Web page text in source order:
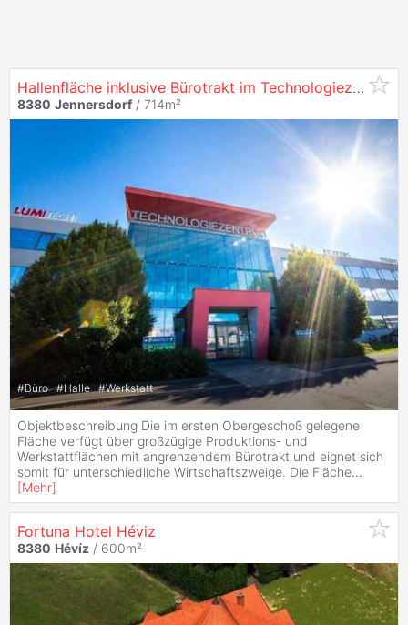
Hallenfläche inklusive Bürotrakt im Technologiezentrum
8380 Jennersdorf / 714m²
#Büro #Halle #Werkstatt
Objektbeschreibung Die im ersten Obergeschoß gelegene
Fläche verfügt über großzügige Produktions- und
Werkstattflächen mit angrenzendem Bürotrakt und eignet sich
somit für unterschiedliche Wirtschaftszweige. Die Fläche...
[Mehr]
Fortuna Hotel Héviz
8380 Hévíz / 600m²